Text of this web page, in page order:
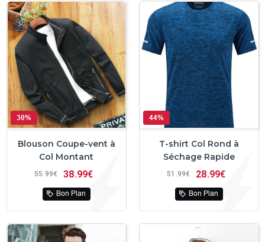
30%
Blouson Coupe-vent à
Col Montant
55 99€ 38 99€
Bon Plan
44%
T-shirt Col Rond à
Séchage Rapide
51 99€ 28 99€
Bon Plan